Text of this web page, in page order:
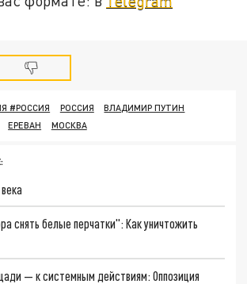
#РОССИЯ РОССИЯ
ВЛАДИМИР ПУТИН
ЕРЕВАН МОСКВА
снять белые перчатки": Как уничтожить
— к системным действиям: Оппозиция